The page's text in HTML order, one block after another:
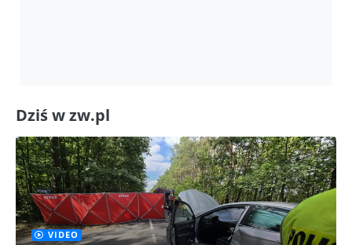
Dziś w zw.pl
VIDEO